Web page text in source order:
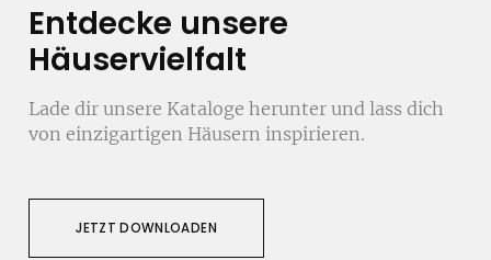
Entdecke unsere
Häuservielfalt
Lade dir unsere Kataloge herunter und lass dich
von einzigartigen Häusern inspirieren.
JETZT DOWNLOADEN